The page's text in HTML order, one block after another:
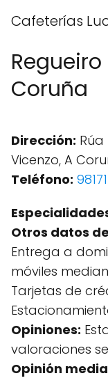
Cafeterías
Coruña
Dirección: Rúa
Vicenzo, A
Teléfono:
Otros datos
Entrega a
móviles
Tarjetas de
Opiniones:
valoraciones
Opinión